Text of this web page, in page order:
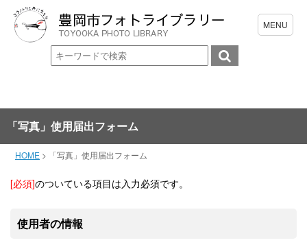
「写真」使用届出フォーム
HOME > 「写真」使用届出フォーム
[必須]のついている項目は入力必須です。
使用者の情報